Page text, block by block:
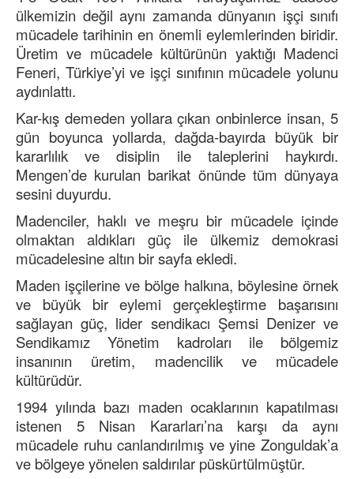
ülkemizin değil aynı zamanda dünyanın işçi sınıfı
mücadele tarihinin en önemli eylemlerinden biridir.
Üretim ve mücadele kültürünün yaktığı Madenci
Feneri, Türkiye’yi ve işçi sınıfının mücadele yolunu
aydınlattı.
Kar-kış demeden yollara çıkan onbinlerce insan, 5
gün boyunca yollarda, dağda-bayırda büyük bir
kararlılık ve disiplin ile taleplerini haykırdı.
Mengen’de kurulan barikat önünde tüm dünyaya
sesini duyurdu.
Madenciler, haklı ve meşru bir mücadele içinde
olmaktan aldıkları güç ile ülkemiz demokrasi
mücadelesine altın bir sayfa ekledi.
Maden işçilerine ve bölge halkına, böylesine örnek
ve büyük bir eylemi gerçekleştirme başarısını
sağlayan güç, lider sendikacı Şemsi Denizer ve
Sendikamız Yönetim kadroları ile bölgemiz
insanının üretim, madencilik ve mücadele
kültürüdür.
1994 yılında bazı maden ocaklarının kapatılması
istenen 5 Nisan Kararları’na karşı da aynı
mücadele ruhu canlandırılmış ve yine Zonguldak’a
ve bölgeye yönelen saldırılar püskürtülmüştür.